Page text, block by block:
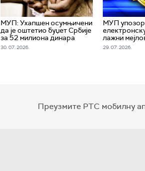
МУП: Ухапшен осумњичени
да је оштетио буџет Србије
за 52 милиона динара
30. 07. 2026.
МУП
лажни
29. 07. 2026.
Преузмите РТС мобилну